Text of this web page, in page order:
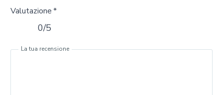
Valutazione*
0/5
La tua recensione